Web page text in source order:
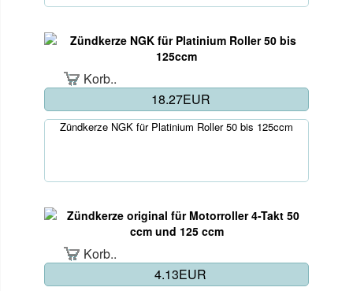
Korb..
18.27EUR
Zündkerze NGK für Platinium Roller 50 bis 125ccm
Korb..
4.13EUR